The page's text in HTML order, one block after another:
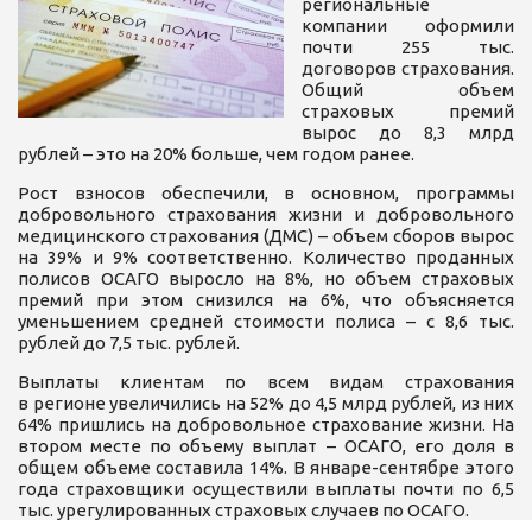
региональные
компании оформили
почти 255 тыс.
договоров страхования.
Общий объем
страховых премий
вырос до 8,3 млрд
рублей – это на 20% больше, чем годом ранее.
Рост взносов обеспечили, в основном, программы
добровольного страхования жизни и добровольного
медицинского страхования (ДМС) – объем сборов вырос
на 39% и 9% соответственно. Количество проданных
полисов ОСАГО выросло на 8%, но объем страховых
премий при этом снизился на 6%, что объясняется
уменьшением средней стоимости полиса – с 8,6 тыс.
рублей до 7,5 тыс. рублей.
Выплаты клиентам по всем видам страхования
в регионе увеличились на 52% до 4,5 млрд рублей, из них
64% пришлись на добровольное страхование жизни. На
втором месте по объему выплат – ОСАГО, его доля в
общем объеме составила 14%. В январе-сентябре этого
года страховщики осуществили выплаты почти по 6,5
тыс. урегулированных страховых случаев по ОСАГО.